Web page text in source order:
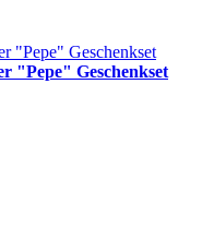
"Pepe" Geschenkset